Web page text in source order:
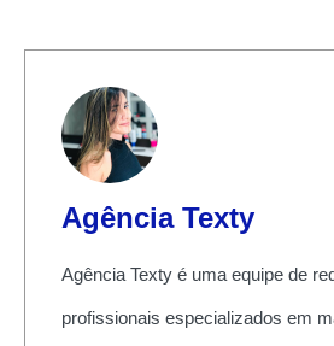
Agência Texty
Agência Texty é uma equipe de
profissionais especializados em